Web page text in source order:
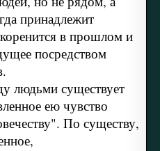
принадлежит
в прошлом и
посредством
людьми существует
ею чувство
По существу,